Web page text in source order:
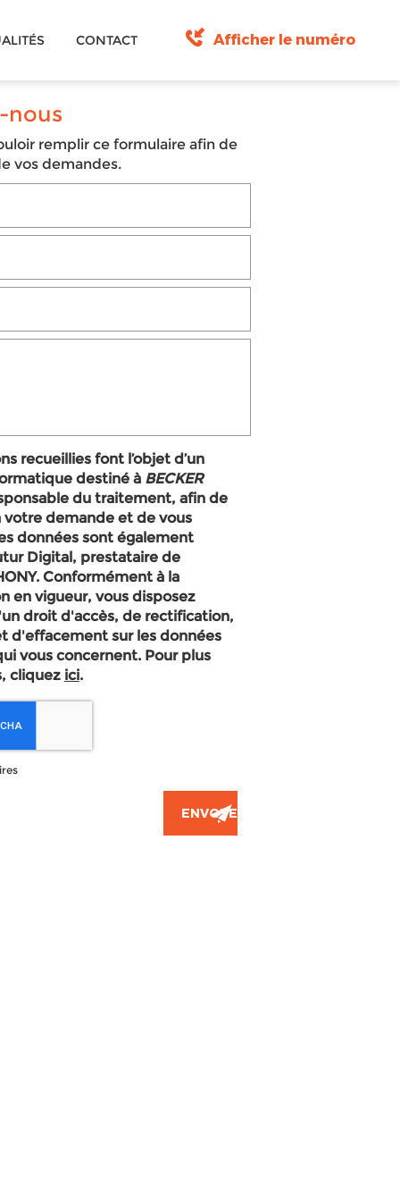
CONTACT Afficher le numéro
nous
remplir ce formulaire afin de
vos demandes.
recueillies font l’objet d’un
destiné àBECKER
du traitement, afin de
votre demande et de vous
données sont également
Digital, prestataire de
en vigueur, vous disposez
droit d'accès, de rectification,
d'effacement sur les données
vous concernent. Pour plus
cliquez ici.